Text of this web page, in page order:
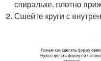
спиральке, плотно
Сшейте круги с